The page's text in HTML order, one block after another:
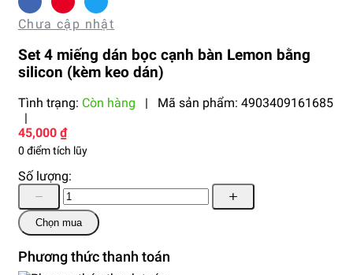
Chưa cập nhật
Set 4 miếng dán bọc cạnh bàn Lemon bằng
silicon (kèm keo dán)
Tình trạng: Còn hàng | Mã sản phẩm: 4903409161685
|
45,000 ₫
0 điểm tích lũy
Số lượng:
Chọn mua
Phương thức thanh toán